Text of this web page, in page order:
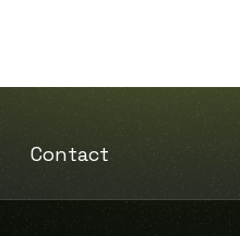
Contact